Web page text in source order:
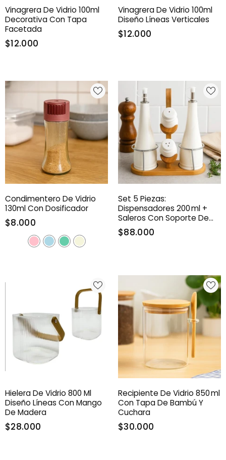
Vinagrera De Vidrio 100ml
Decorativa Con Tapa
Facetada
$12.000
Vinagrera De Vidrio 100ml
Diseño Líneas Verticales
$12.000
Condimentero De Vidrio
130ml Con Dosificador
$8.000
Set 5 Piezas:
Dispensadores 200 Ml +
Saleros Con Soporte De
Bambú
$88.000
Hielera De Vidrio 800 Ml
Diseño Líneas Con Mango
De Madera
$28.000
Recipiente De Vidrio 850 Ml
Con Tapa De Bambú Y
Cuchara
$30.000